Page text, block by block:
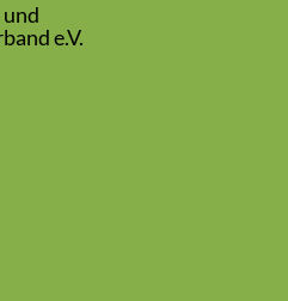
e.V.